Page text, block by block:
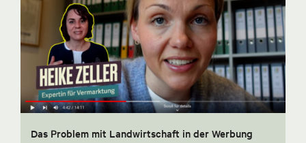
Das Problem mit Landwirtschaft in der Werbung